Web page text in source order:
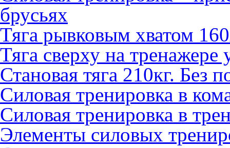
брусьях
Тяга рывковым хватом
Тяга сверху на
Становая тяга 210кг. Без
Силовая тренировка в
Силовая тренировка в
Элементы силовых